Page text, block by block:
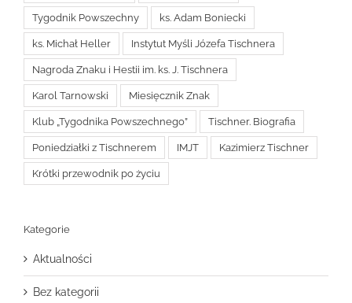
Tygodnik Powszechny ks. Adam Boniecki
ks. Michał Heller Instytut Myśli Józefa Tischnera
Nagroda Znaku i Hestii im. ks. J. Tischnera
Karol Tarnowski Miesięcznik Znak
Klub „Tygodnika Powszechnego” Tischner. Biografia
Poniedziałki z Tischnerem IMJT Kazimierz Tischner
Krótki przewodnik po życiu
Kategorie
Aktualności
Bez kategorii